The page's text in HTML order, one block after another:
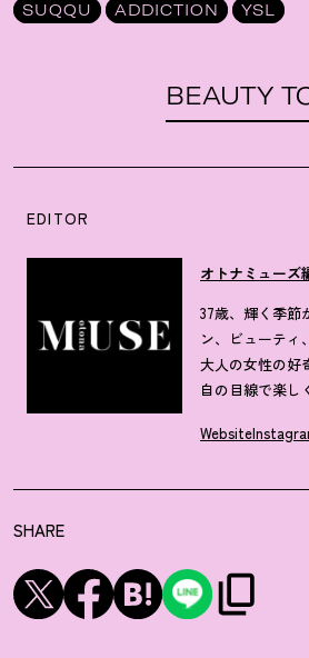
SUQQU ADDICTION YSL
BEAUTY
EDITOR
オトナミューズ
37歳、輝く季節
ン、ビューティ
大人の女性の好
自の目線で楽し
Website
SHARE